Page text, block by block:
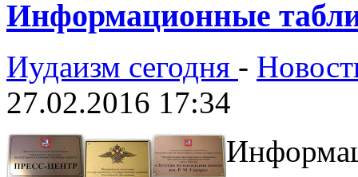
Информационные
Иудаизм сегодня -
27.02.2016 17:34